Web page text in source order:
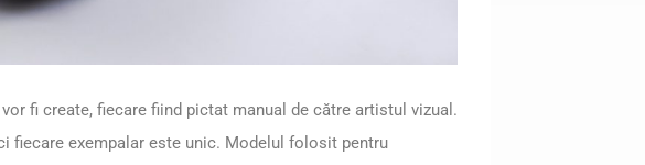
fi create, fiecare fiind pictat manual de către artistul vizual.
fiecare exempalar este unic. Modelul folosit pentru